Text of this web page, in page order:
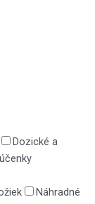
Dozické a
Náhradné